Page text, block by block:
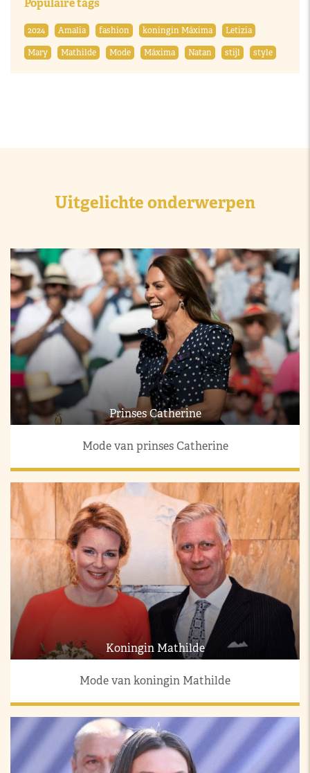
Populaire tags
2024 Amalia fashion koningin Máxima
Letizia
Mary
Mathilde Mode Máxima Natan stijl style
Uitgelichte onderwerpen
Prinses Catherine
Mode van prinses Catherine
Koningin Mathilde
Mode van koningin Mathilde